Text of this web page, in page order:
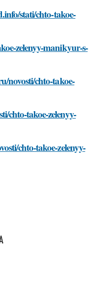
stati/chto-takoe-
zelenyy-manikyur-s-
novosti/chto-takoe-
chto-takoe-zelenyy-
chto-takoe-zelenyy-